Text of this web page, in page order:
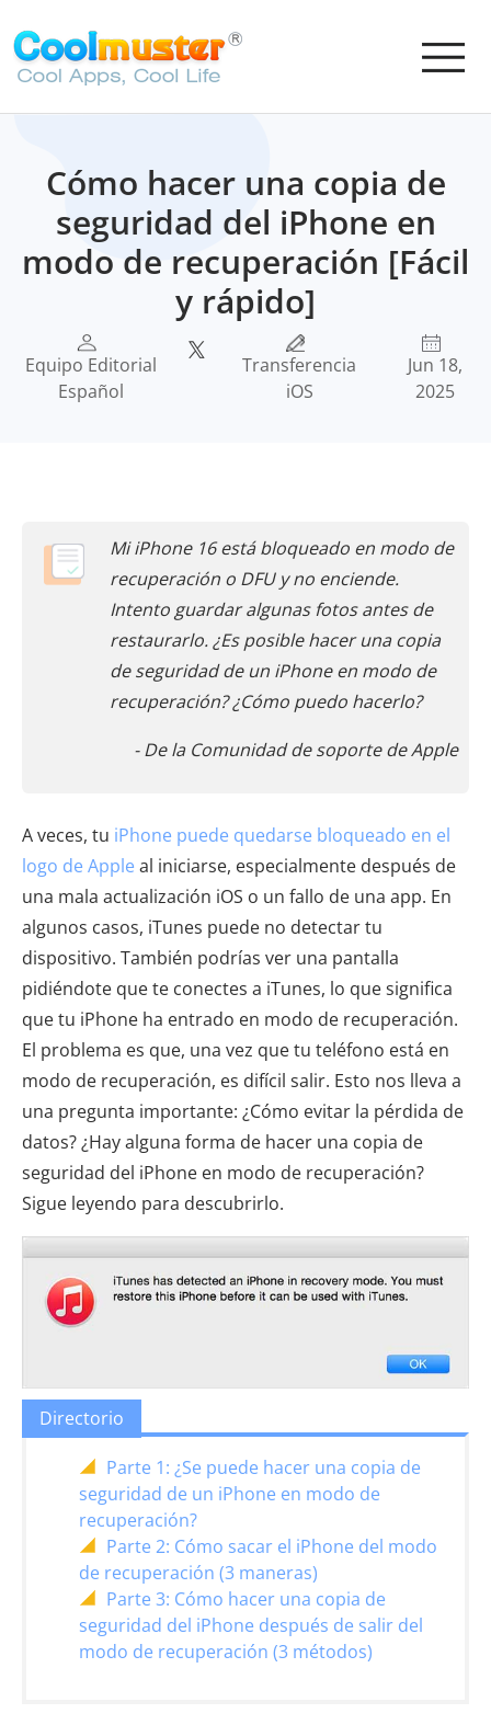
Cómo hacer una copia de
seguridad del iPhone en
modo de recuperación [Fácil
y rápido]
Equipo Editorial
Español
Transferencia
iOS
Jun 18,
2025
Mi iPhone 16 está bloqueado en modo de
recuperación o DFU y no enciende.
Intento guardar algunas fotos antes de
restaurarlo. ¿Es posible hacer una copia
de seguridad de un iPhone en modo de
recuperación? ¿Cómo puedo hacerlo?
- De la Comunidad de soporte de Apple
A veces, tu iPhone puede quedarse bloqueado en el
logo de Apple al iniciarse, especialmente después de
una mala actualización iOS o un fallo de una app. En
algunos casos, iTunes puede no detectar tu
dispositivo. También podrías ver una pantalla
pidiéndote que te conectes a iTunes, lo que significa
que tu iPhone ha entrado en modo de recuperación.
El problema es que, una vez que tu teléfono está en
modo de recuperación, es difícil salir. Esto nos lleva a
una pregunta importante: ¿Cómo evitar la pérdida de
datos? ¿Hay alguna forma de hacer una copia de
seguridad del iPhone en modo de recuperación?
Sigue leyendo para descubrirlo.
Directorio
Parte 1: ¿Se puede hacer una copia de
seguridad de un iPhone en modo de
recuperación?
Parte 2: Cómo sacar el iPhone del modo
de recuperación (3 maneras)
Parte 3: Cómo hacer una copia de
seguridad del iPhone después de salir del
modo de recuperación (3 métodos)